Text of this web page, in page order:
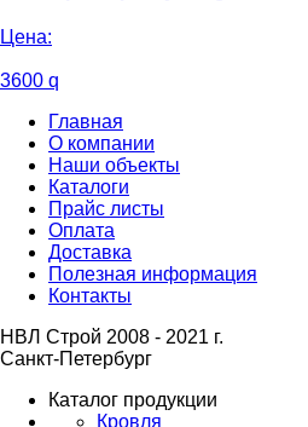
Цена:
3600 q
Главная
О компании
Наши объекты
Каталоги
Прайс листы
Оплата
Доставка
Полезная информация
Контакты
НВЛ Строй 2008 - 2021 г.
Санкт-Петербург
Каталог продукции
Кровля